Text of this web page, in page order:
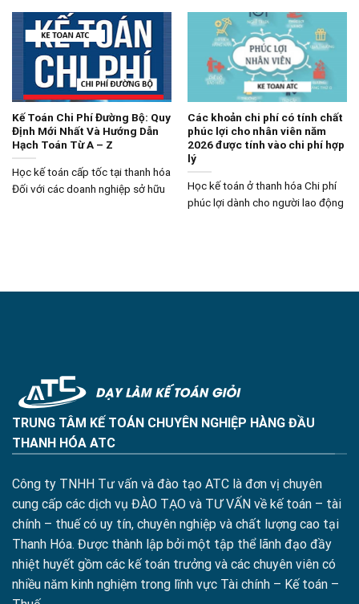
Kế Toán Chi Phí Đường Bộ: Quy
Định Mới Nhất Và Hướng Dẫn
Hạch Toán Từ A – Z
Học kế toán cấp tốc tại thanh hóa
Đối với các doanh nghiệp sở hữu
Các khoản chi phí có tính chất
phúc lợi cho nhân viên năm
2026 được tính vào chi phí hợp
lý
Học kế toán ở thanh hóa Chi phí
phúc lợi dành cho người lao động
TRUNG TÂM KẾ TOÁN CHUYÊN NGHIỆP HÀNG ĐẦU
THANH HÓA ATC
Công ty TNHH Tư vấn và đào tạo ATC là đơn vị chuyên
cung cấp các dịch vụ ĐÀO TẠO và TƯ VẤN về kế toán – tài
chính – thuế có uy tín, chuyên nghiệp và chất lượng cao tại
Thanh Hóa. Được thành lập bởi một tập thể lãnh đạo đầy
nhiệt huyết gồm các kế toán trưởng và các chuyên viên có
nhiều năm kinh nghiệm trong lĩnh vực Tài chính – Kế toán –